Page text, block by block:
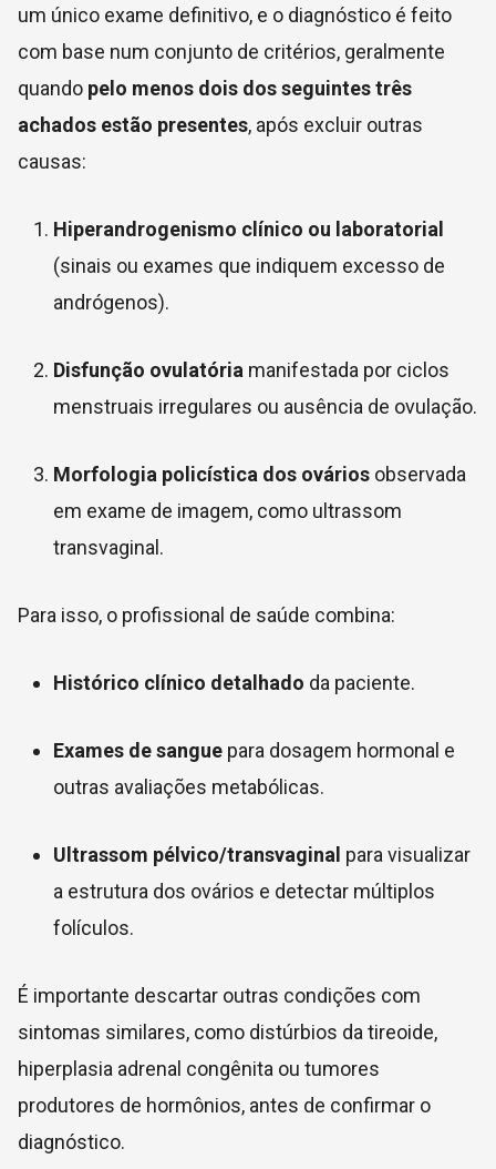
um único exame definitivo, e o diagnóstico é feito
com base num conjunto de critérios, geralmente
quando pelo menos dois dos seguintes três
achados estão presentes, após excluir outras
causas:
Hiperandrogenismo clínico ou laboratorial
(sinais ou exames que indiquem excesso de
andrógenos).
Disfunção ovulatória manifestada por ciclos
menstruais irregulares ou ausência de ovulação.
Morfologia policística dos ovários observada
em exame de imagem, como ultrassom
transvaginal.
Para isso, o profissional de saúde combina:
Histórico clínico detalhado da paciente.
Exames de sangue para dosagem hormonal e
outras avaliações metabólicas.
Ultrassom pélvico/transvaginal para visualizar
a estrutura dos ovários e detectar múltiplos
folículos.
É importante descartar outras condições com
sintomas similares, como distúrbios da tireoide,
hiperplasia adrenal congênita ou tumores
produtores de hormônios, antes de confirmar o
diagnóstico.